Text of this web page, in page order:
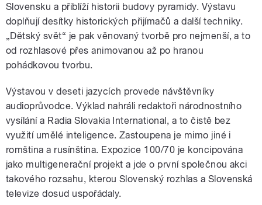
Slovensku a přiblíží historii budovy pyramidy. Výstavu
doplňují desítky historických přijímačů a další techniky.
„Dětský svět“ je pak věnovaný tvorbě pro nejmenší, a to
od rozhlasové přes animovanou až po hranou
pohádkovou tvorbu.
Výstavou v deseti jazycích provede návštěvníky
audioprůvodce. Výklad nahráli redaktoři národnostního
vysílání a Radia Slovakia International, a to čistě bez
využití umělé inteligence. Zastoupena je mimo jiné i
romština a rusínština. Expozice 100/70 je koncipována
jako multigenerační projekt a jde o první společnou akci
takového rozsahu, kterou Slovenský rozhlas a Slovenská
televize dosud uspořádaly.